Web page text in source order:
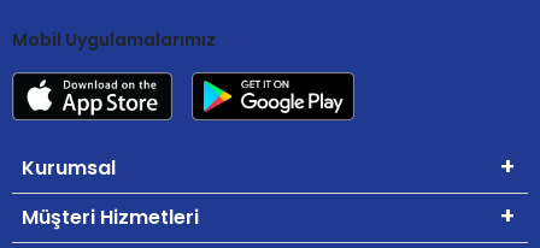
Mobil Uygulamalarımız
Kurumsal
Müşteri Hizmetleri